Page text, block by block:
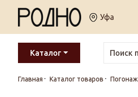
Уфа
Каталог
Главная Каталог товаров Погонаж